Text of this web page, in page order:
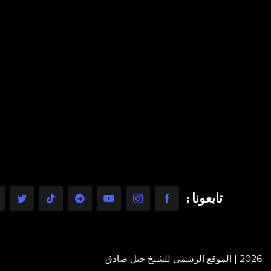
تابعونا :
2026 | الموقع الرسمي للشيخ جيل صادق